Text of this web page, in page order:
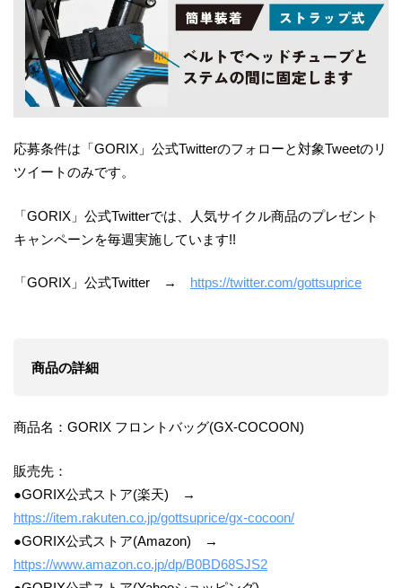
応募条件は「GORIX」公式Twitterのフォローと対象Tweetのリ
ツイートのみです。
「GORIX」公式Twitterでは、人気サイクル商品のプレゼント
キャンペーンを毎週実施しています!!
「GORIX」公式Twitter → https://twitter.com/gottsuprice
商品の詳細
商品名：GORIX フロントバッグ(GX-COCOON)
販売先：
●GORIX公式ストア(楽天) →
https://item.rakuten.co.jp/gottsuprice/gx-cocoon/
●GORIX公式ストア(Amazon) →
https://www.amazon.co.jp/dp/B0BD68SJS2